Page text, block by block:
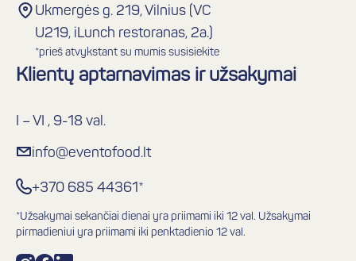
Ukmergės g. 219, Vilnius (VC
U219, iLunch restoranas, 2a.)
*prieš atvykstant su mumis susisiekite
Klientų aptarnavimas ir užsakymai
I – VI , 9-18 val.
info@eventofood.lt
+370 685 44361*
*Užsakymai sekančiai dienai yra priimami iki 12 val. Užsakymai
pirmadieniui yra priimami iki penktadienio 12 val.